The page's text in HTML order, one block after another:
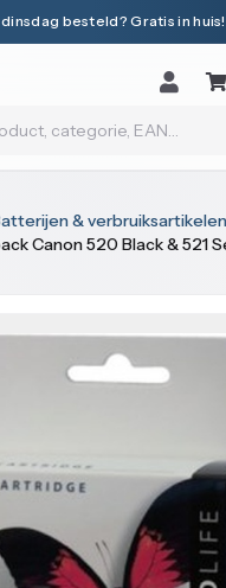
besteld? Gratis in huis!
& verbruiksartikelen
Canon 520 Black & 521